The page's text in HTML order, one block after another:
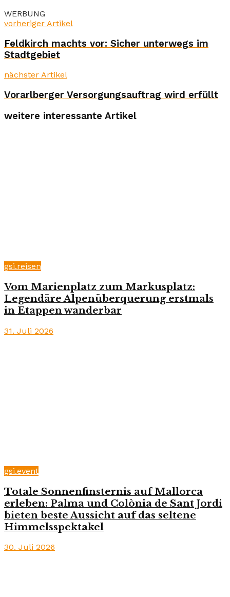
WERBUNG
vorheriger Artikel
Feldkirch machts vor: Sicher unterwegs im
Stadtgebiet
nächster Artikel
Vorarlberger Versorgungsauftrag wird erfüllt
weitere interessante Artikel
gsi.reisen
Vom Marienplatz zum Markusplatz:
Legendäre Alpenüberquerung erstmals
in Etappen wanderbar
31. Juli 2026
gsi.event
Totale Sonnenfinsternis auf Mallorca
erleben: Palma und Colònia de Sant Jordi
bieten beste Aussicht auf das seltene
Himmelsspektakel
30. Juli 2026